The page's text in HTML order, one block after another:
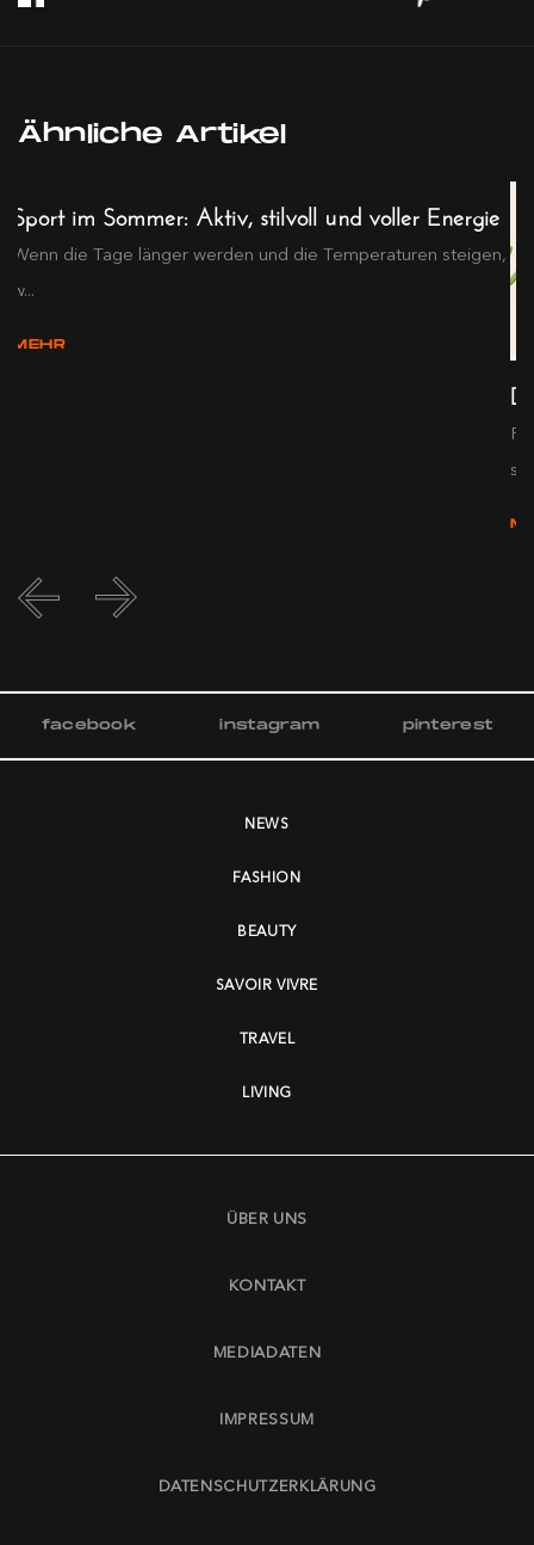
Ähnliche Artikel
Sport im Sommer: Aktiv, stilvoll und voller Energie
Wenn die Tage länger werden und die Temperaturen steigen,
w...
MEHR
s...
facebook instagram pinterest
NEWS
FASHION
BEAUTY
SAVOIR VIVRE
TRAVEL
LIVING
ÜBER UNS
KONTAKT
MEDIADATEN
IMPRESSUM
DATENSCHUTZERKLÄRUNG